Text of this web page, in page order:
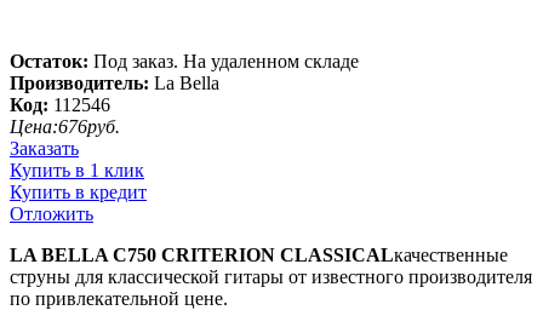
Остаток: Под заказ. На удаленном складе
Производитель: La Bella
Код: 112546
Цена:676руб.
Заказать
Купить в 1 клик
Купить в кредит
Отложить
LA BELLA C750 CRITERION CLASSICALкачественные
струны для классической гитары от известного производителя
по привлекательной цене.